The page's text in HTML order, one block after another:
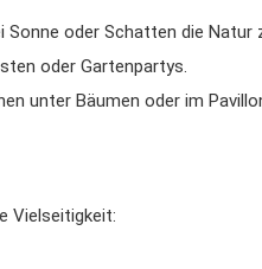
oder Schatten die Natur
oder Gartenpartys.
unter Bäumen oder im
Vielseitigkeit: